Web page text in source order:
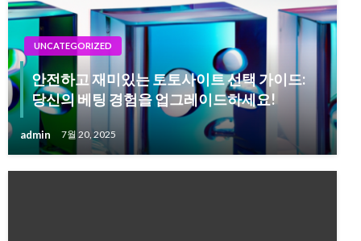
UNCATEGORIZED
안전하고 재미있는 토토사이트 선택 가이드:
당신의 베팅 경험을 업그레이드하세요!
admin 7월 20, 2025